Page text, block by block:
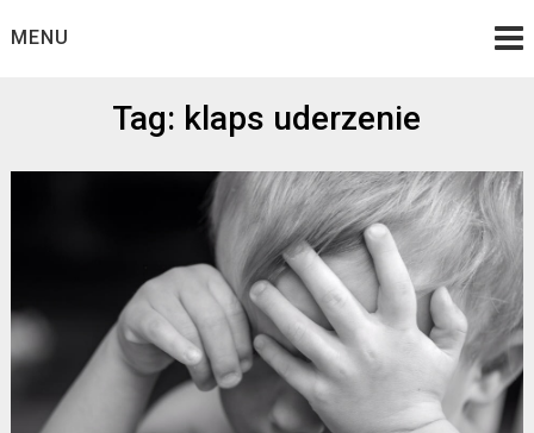
toMENU
Tag: klaps uderzenie